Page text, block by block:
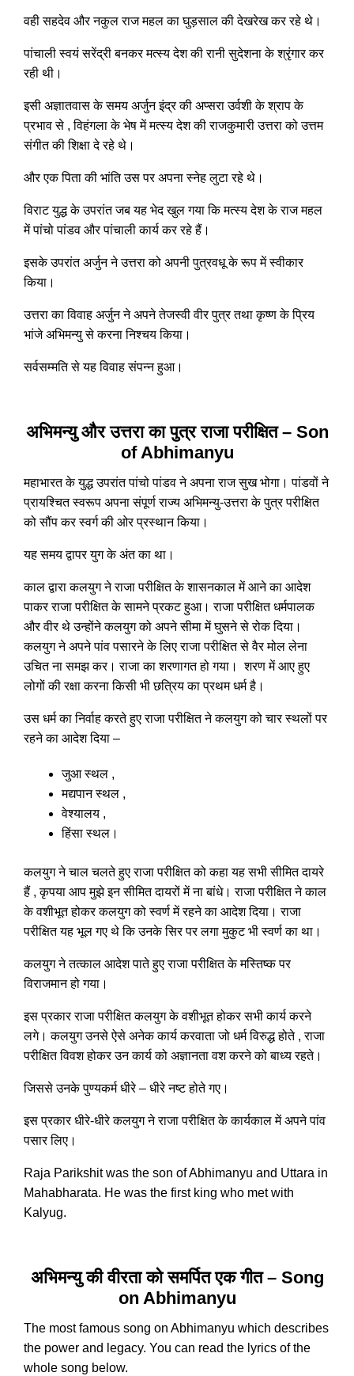
वही सहदेव और नकुल राज महल का घुड़साल की देखरेख कर रहे थे।
पांचाली स्वयं सरेंद्री बनकर मत्स्य देश की रानी सुदेशना के श्रृंगार कर
रही थी।
इसी अज्ञातवास के समय अर्जुन इंद्र की अप्सरा उर्वशी के श्राप के
प्रभाव से , विहंगला के भेष में मत्स्य देश की राजकुमारी उत्तरा को उत्तम
संगीत की शिक्षा दे रहे थे।
और एक पिता की भांति उस पर अपना स्नेह लुटा रहे थे।
विराट युद्ध के उपरांत जब यह भेद खुल गया कि मत्स्य देश के राज महल
में पांचो पांडव और पांचाली कार्य कर रहे हैं।
इसके उपरांत अर्जुन ने उत्तरा को अपनी पुत्रवधू के रूप में स्वीकार
किया।
उत्तरा का विवाह अर्जुन ने अपने तेजस्वी वीर पुत्र तथा कृष्ण के प्रिय
भांजे अभिमन्यु से करना निश्चय किया।
सर्वसम्मति से यह विवाह संपन्न हुआ।
अभिमन्यु और उत्तरा का पुत्र राजा परीक्षित – Son
of Abhimanyu
महाभारत के युद्ध उपरांत पांचो पांडव ने अपना राज सुख भोगा। पांडवों ने
प्रायश्चित स्वरूप अपना संपूर्ण राज्य अभिमन्यु-उत्तरा के पुत्र परीक्षित
को सौंप कर स्वर्ग की ओर प्रस्थान किया।
यह समय द्वापर युग के अंत का था।
काल द्वारा कलयुग ने राजा परीक्षित के शासनकाल में आने का आदेश
पाकर राजा परीक्षित के सामने प्रकट हुआ। राजा परीक्षित धर्मपालक
और वीर थे उन्होंने कलयुग को अपने सीमा में घुसने से रोक दिया।
कलयुग ने अपने पांव पसारने के लिए राजा परीक्षित से वैर मोल लेना
उचित ना समझ कर। राजा का शरणागत हो गया। शरण में आए हुए
लोगों की रक्षा करना किसी भी छत्रिय का प्रथम धर्म है।
उस धर्म का निर्वाह करते हुए राजा परीक्षित ने कलयुग को चार स्थलों पर
रहने का आदेश दिया –
जुआ स्थल ,
मद्यपान स्थल ,
वेश्यालय ,
हिंसा स्थल।
कलयुग ने चाल चलते हुए राजा परीक्षित को कहा यह सभी सीमित दायरे
हैं , कृपया आप मुझे इन सीमित दायरों में ना बांधे। राजा परीक्षित ने काल
के वशीभूत होकर कलयुग को स्वर्ण में रहने का आदेश दिया। राजा
परीक्षित यह भूल गए थे कि उनके सिर पर लगा मुकुट भी स्वर्ण का था।
कलयुग ने तत्काल आदेश पाते हुए राजा परीक्षित के मस्तिष्क पर
विराजमान हो गया।
इस प्रकार राजा परीक्षित कलयुग के वशीभूत होकर सभी कार्य करने
लगे। कलयुग उनसे ऐसे अनेक कार्य करवाता जो धर्म विरुद्ध होते , राजा
परीक्षित विवश होकर उन कार्य को अज्ञानता वश करने को बाध्य रहते।
जिससे उनके पुण्यकर्म धीरे – धीरे नष्ट होते गए।
इस प्रकार धीरे-धीरे कलयुग ने राजा परीक्षित के कार्यकाल में अपने पांव
पसार लिए।
Raja Parikshit was the son of Abhimanyu and Uttara in
Mahabharata. He was the first king who met with
Kalyug.
अभिमन्यु की वीरता को समर्पित एक गीत – Song
on Abhimanyu
The most famous song on Abhimanyu which describes
the power and legacy. You can read the lyrics of the
whole song below.